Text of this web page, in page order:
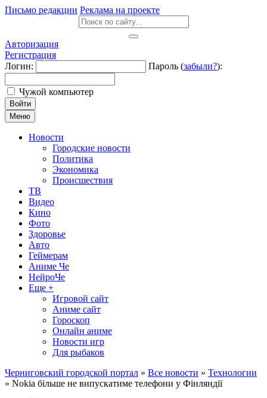
Письмо редакции Реклама на проекте
Авторизация
Регистрация
Логин:
Пароль (забыли?):
Чужой компьютер
Войти
Меню
Новости
Городские новости
Политика
Экономика
Происшествия
ТВ
Видео
Кино
Фото
Здоровье
Авто
Геймерам
Аниме Че
НейроЧе
Еще +
Игровой сайт
Аниме сайт
Гороскоп
Онлайн аниме
Новости игр
Для рыбаков
Черниговский городской портал » Все новости » Технологии
» Nokia більше не випускатиме телефони у Фінляндії